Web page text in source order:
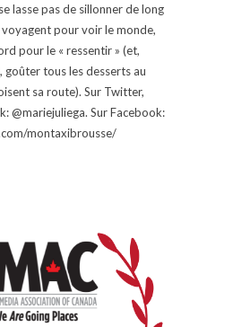
lasse pas de sillonner de long
pour voir le monde,
pour le « ressentir » (et,
goûter tous les desserts au
sa route). Sur Twitter,
@mariejuliega. Sur Facebook:
montaxibrousse/